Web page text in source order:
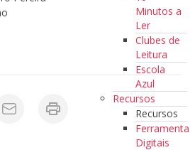
Minutos a
Ler
Clubes de
Leitura
Escola
Azul
Recursos
Recursos
Digitais